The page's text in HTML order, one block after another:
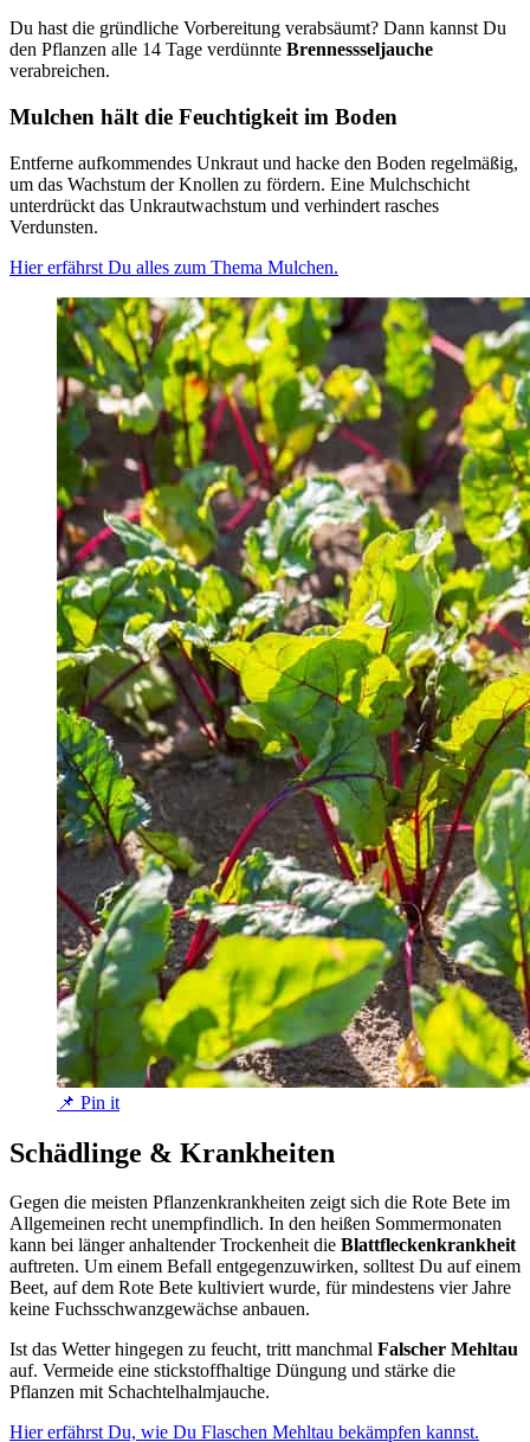
Du hast die gründliche Vorbereitung verabsäumt? Dann kannst Du
den Pflanzen alle 14 Tage verdünnte Brennessseljauche
verabreichen.
Mulchen hält die Feuchtigkeit im Boden
Entferne aufkommendes Unkraut und hacke den Boden regelmäßig,
um das Wachstum der Knollen zu fördern. Eine Mulchschicht
unterdrückt das Unkrautwachstum und verhindert rasches
Verdunsten.
Hier erfährst Du alles zum Thema Mulchen.
📌 Pin it
Schädlinge & Krankheiten
Gegen die meisten Pflanzenkrankheiten zeigt sich die Rote Bete im
Allgemeinen recht unempfindlich. In den heißen Sommermonaten
kann bei länger anhaltender Trockenheit die Blattfleckenkrankheit
auftreten. Um einem Befall entgegenzuwirken, solltest Du auf einem
Beet, auf dem Rote Bete kultiviert wurde, für mindestens vier Jahre
keine Fuchsschwanzgewächse anbauen.
Ist das Wetter hingegen zu feucht, tritt manchmal Falscher Mehltau
auf. Vermeide eine stickstoffhaltige Düngung und stärke die
Pflanzen mit Schachtelhalmjauche.
Hier erfährst Du, wie Du Flaschen Mehltau bekämpfen kannst.